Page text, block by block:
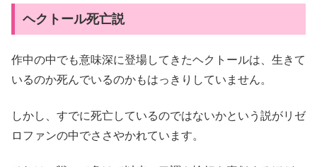
ヘクトール死亡説
作中の中でも意味深に登場してきたヘクトールは、生きて
いるのか死んでいるのかもはっきりしていません。
しかし、すでに死亡しているのではないかという説がリゼ
ロファンの中でささやかれています。